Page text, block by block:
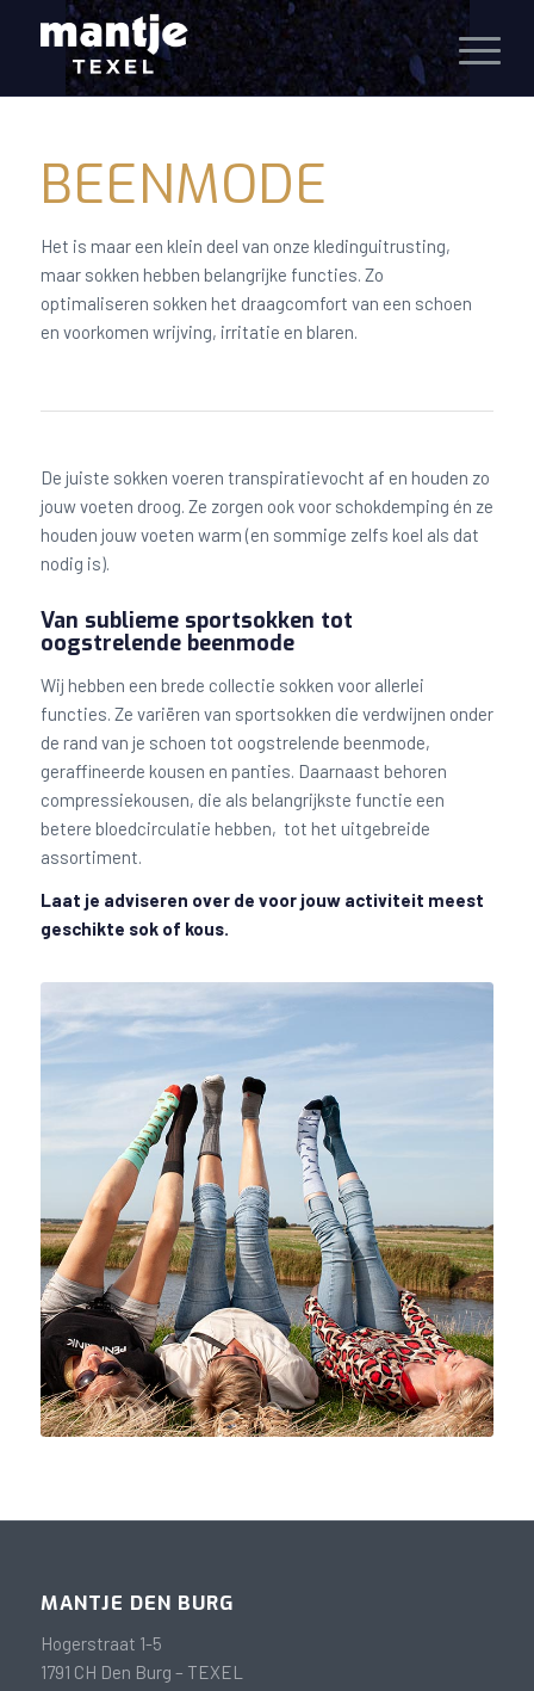
BEENMODE
Het is maar een klein deel van onze kledinguitrusting,
maar sokken hebben belangrijke functies. Zo
optimaliseren sokken het draagcomfort van een schoen
en voorkomen wrijving, irritatie en blaren.
De juiste sokken voeren transpiratievocht af en houden zo
jouw voeten droog. Ze zorgen ook voor schokdemping én ze
houden jouw voeten warm (en sommige zelfs koel als dat
nodig is).
Van sublieme sportsokken tot
oogstrelende beenmode
Wij hebben een brede collectie sokken voor allerlei
functies. Ze variëren van sportsokken die verdwijnen onder
de rand van je schoen tot oogstrelende beenmode,
geraffineerde kousen en panties. Daarnaast behoren
compressiekousen, die als belangrijkste functie een
betere bloedcirculatie hebben, tot het uitgebreide
assortiment.
Laat je adviseren over de voor jouw activiteit meest
geschikte sok of kous.
MANTJE DEN BURG
Hogerstraat 1-5
1791 CH Den Burg – TEXEL